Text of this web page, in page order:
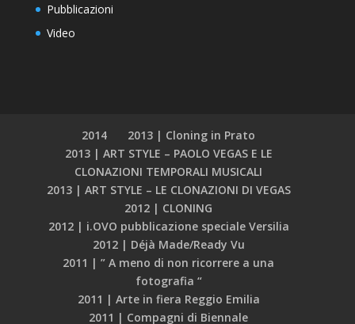
Pubblicazioni
Video
2014
2013 | Cloning in Prato
2013 | ART STYLE – PAOLO VEGAS E LE
CLONAZIONI TEMPORALI MUSICALI
2013 | ART STYLE – LE CLONAZIONI DI VEGAS
2012 | CLONING
2012 | i.OVO pubblicazione speciale Versilia
2012 | Déjà Made/Ready Vu
2011 | ” A meno di non ricorrere a una
fotografia “
2011 | Arte in fiera Reggio Emilia
2011 | Compagni di Biennale